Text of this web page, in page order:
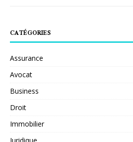
CATÉGORIES
Assurance
Avocat
Business
Droit
Immobilier
Juridique